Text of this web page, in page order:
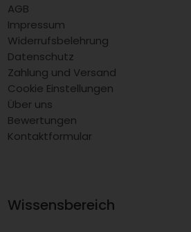
AGB
Impressum
Widerrufsbelehrung
Datenschutz
Zahlung und Versand
Cookie Einstellungen
Über uns
Bewertungen
Kontaktformular
Wissensbereich